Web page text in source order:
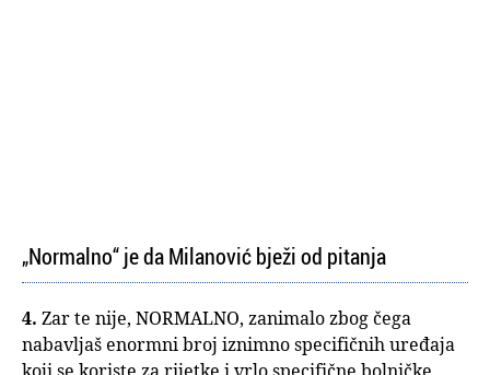
„Normalno“ je da Milanović bježi od pitanja
4. Zar te nije, NORMALNO, zanimalo zbog čega
nabavljaš enormni broj iznimno specifičnih uređaja